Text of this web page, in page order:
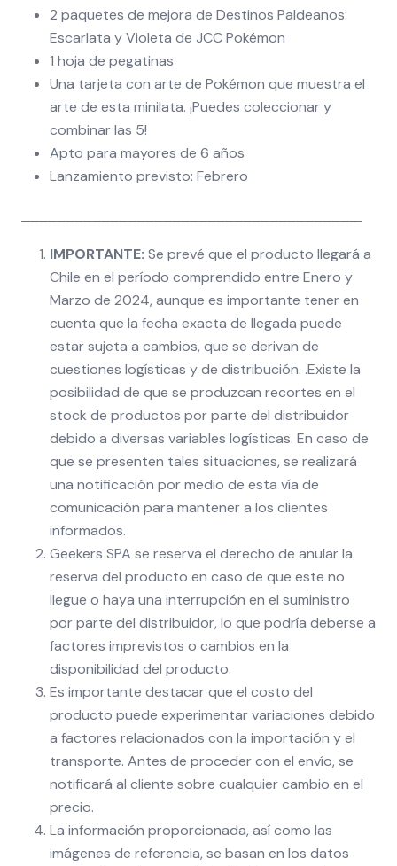
2 paquetes de mejora de Destinos Paldeanos:
Escarlata y Violeta de JCC Pokémon
1 hoja de pegatinas
Una tarjeta con arte de Pokémon que muestra el
arte de esta minilata. ¡Puedes coleccionar y
combinar las 5!
Apto para mayores de 6 años
Lanzamiento previsto: Febrero
IMPORTANTE: Se prevé que el producto llegará a
Chile en el período comprendido entre Enero y
Marzo de 2024, aunque es importante tener en
cuenta que la fecha exacta de llegada puede
estar sujeta a cambios, que se derivan de
cuestiones logísticas y de distribución. .Existe la
posibilidad de que se produzcan recortes en el
stock de productos por parte del distribuidor
debido a diversas variables logísticas. En caso de
que se presenten tales situaciones, se realizará
una notificación por medio de esta vía de
comunicación para mantener a los clientes
informados.
Geekers SPA se reserva el derecho de anular la
reserva del producto en caso de que este no
llegue o haya una interrupción en el suministro
por parte del distribuidor, lo que podría deberse a
factores imprevistos o cambios en la
disponibilidad del producto.
Es importante destacar que el costo del
producto puede experimentar variaciones debido
a factores relacionados con la importación y el
transporte. Antes de proceder con el envío, se
notificará al cliente sobre cualquier cambio en el
precio.
La información proporcionada, así como las
imágenes de referencia, se basan en los datos